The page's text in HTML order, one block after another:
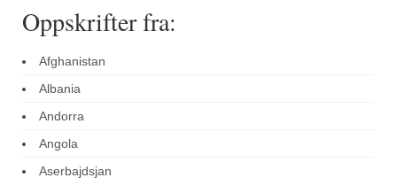
Oppskrifter fra:
Afghanistan
Albania
Andorra
Angola
Aserbajdsjan